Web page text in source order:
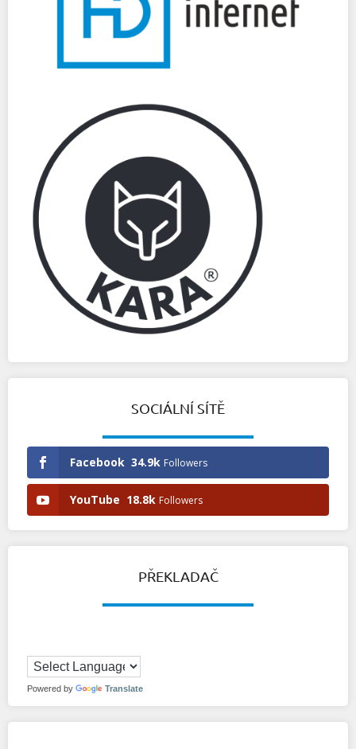
SOCIÁLNÍ SÍTĚ
Facebook 34.9k Followers
YouTube 18.8k Followers
PŘEKLADAČ
Powered by Translate